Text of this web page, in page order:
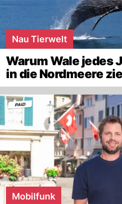
Nau Tierwelt
Warum Wale jedes
in die Nordmeere
Mobilfunk